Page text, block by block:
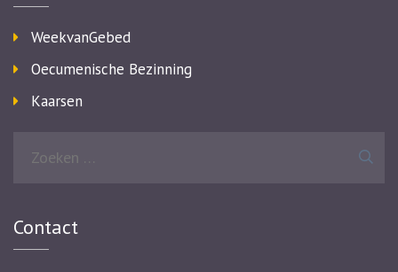
WeekvanGebed
Oecumenische Bezinning
Kaarsen
Contact